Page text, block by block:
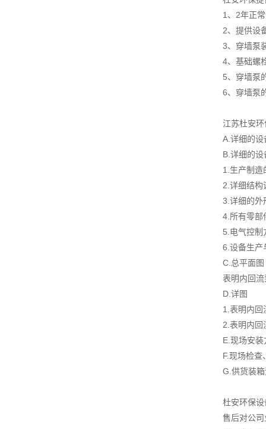
1、2年正
2、提供设
3、穿墙泵
4、基础螺
5、穿墙泵
6、穿墙泵
江苏杜安
A.详细的
B.详细的
1.生产制造
2.详细结构
3.详细的外
4.所有零部
5.电气控制
6.设备生产
C.总平面图
表明内回
D.详图
1.表明内回
2.表明内回
E.现场安
F.现场检查
G.供货装
杜安环保
售后对公